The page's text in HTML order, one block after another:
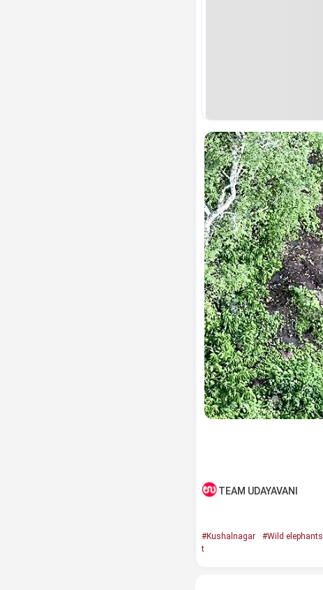
TEAM UDAYAVANI
#Kushalnagar #Wild elephants
t